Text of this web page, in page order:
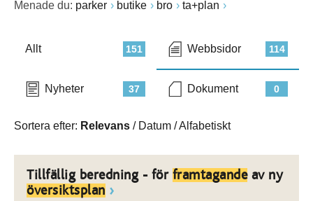
Menade du: parker butike bro ta+plan
151
Allt 114
Webbsidor
37
Nyheter 0
Dokument
Sortera efter: Relevans / Datum /Alfabetiskt
Tillfällig beredning - för framtagandeav ny
översiktsplan